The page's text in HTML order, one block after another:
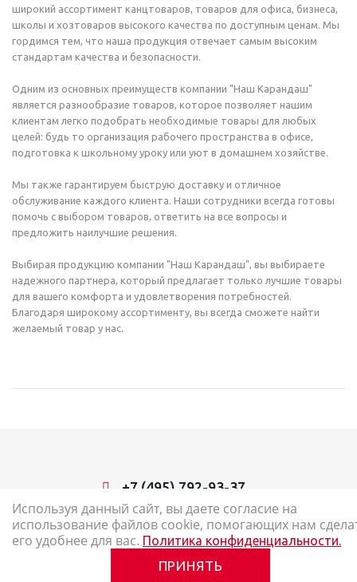
широкий ассортимент канцтоваров, товаров для офиса, бизнеса,
школы и хозтоваров высокого качества по доступным ценам. Мы
гордимся тем, что наша продукция отвечает самым высоким
стандартам качества и безопасности.
Одним из основных преимуществ компании "Наш Карандаш"
является разнообразие товаров, которое позволяет нашим
клиентам легко подобрать необходимые товары для любых
целей: будь то организация рабочего пространства в офисе,
подготовка к школьному уроку или уют в домашнем хозяйстве.
Мы также гарантируем быструю доставку и отличное
обслуживание каждого клиента. Наши сотрудники всегда готовы
помочь с выбором товаров, ответить на все вопросы и
предложить наилучшие решения.
Выбирая продукцию компании "Наш Карандаш", вы выбираете
надежного партнера, который предлагает только лучшие товары
для вашего комфорта и удовлетворения потребностей.
Благодаря широкому ассортименту, вы всегда сможете найти
желаемый товар у нас.
+7 (495) 792-93-37
2026 © Наш Карандаш: интернет-магазин канцелярских товаров
Карта сайта
Используя данный сайт, вы даете согласие на
использование файлов cookie, помогающих нам
его удобнее для вас. Политика конфиденциальности.
ПРИНЯТЬ